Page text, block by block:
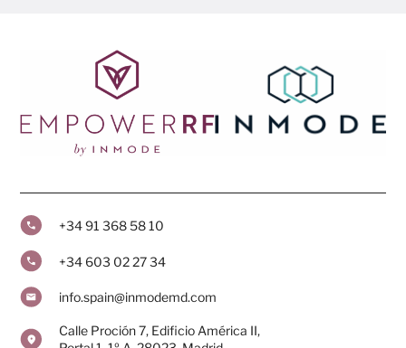
+34 91 368 58 10
+34 603 02 27 34
info.spain@inmodemd.com
Calle Proción 7, Edificio América II,